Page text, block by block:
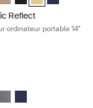
Reflect
ordinateur portable 14"
concentré
nuancé
Boulder Beige
Noir
Sleeve Jaune clair
Sleeve Dark
Reflect 13" Laptop
Logic Reflect 13"
Logic Reflect 13"
Case Logic Reflect